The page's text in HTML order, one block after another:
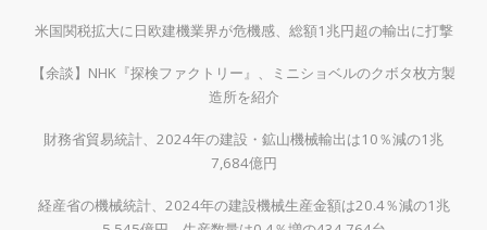
米国関税拡大に日欧建機業界が危機感、総額1兆円超の輸出に打撃
【余談】NHK『探検ファクトリー』、ミニショベルのクボタ枚方製
造所を紹介
財務省貿易統計、2024年の建設・鉱山機械輸出は10％減の1兆
7,684億円
経産省の機械統計、2024年の建設機械生産金額は20.4％減の1兆